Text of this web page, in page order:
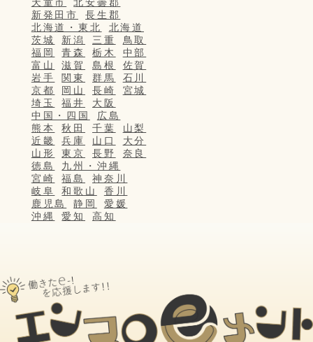
新発田市
長生郡
北海道・東北
北海道
茨城
新潟 三重
鳥取
福岡
青森 栃木
中部
富山
滋賀 島根
佐賀
岩手
関東 群馬
石川
京都
岡山 長崎
宮城
埼玉
福井
大阪
中国・四国
広島
熊本
秋田 千葉
山梨
近畿
兵庫 山口
大分
山形
東京 長野
奈良
徳島
九州・沖縄
宮崎
福島
神奈川
岐阜
和歌山
香川
鹿児島
静岡
愛媛
沖縄
愛知 高知